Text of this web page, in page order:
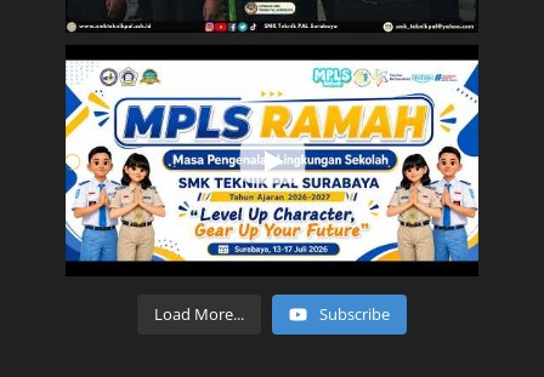
Load More... Subscribe